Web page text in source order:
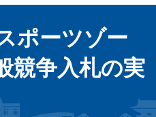
ポーツゾー
競争入札の実